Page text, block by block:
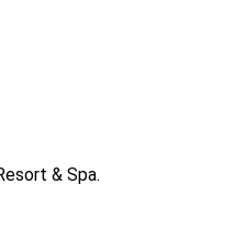
& Spa.